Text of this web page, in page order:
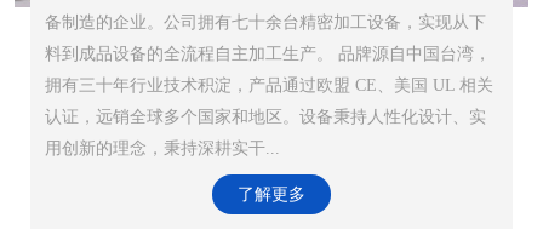
备制造的企业。公司拥有七十余台精密加工设备，实现从下
料到成品设备的全流程自主加工生产。 品牌源自中国台湾，
拥有三十年行业技术积淀，产品通过欧盟 CE、美国 UL 相关
认证，远销全球多个国家和地区。设备秉持人性化设计、实
用创新的理念，秉持深耕实干...
了解更多